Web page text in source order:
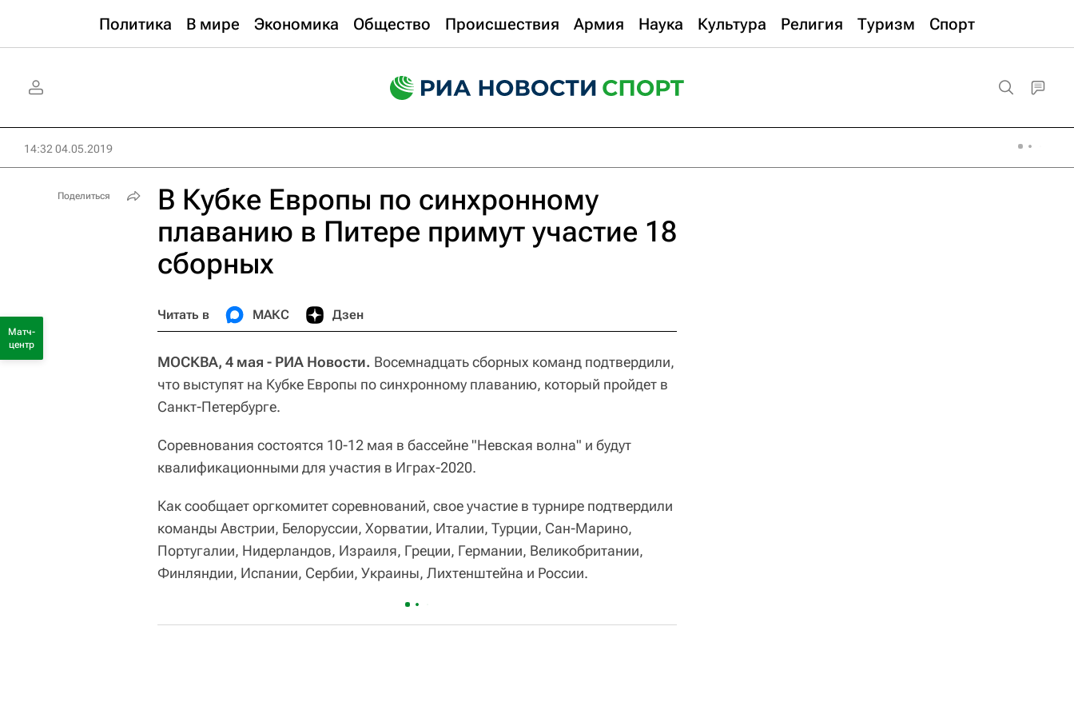
Политика В мире Экономика Общество Происшествия Армия Наука Культура Религия Туризм Спорт
14:32 04.05.2019
В Кубке Европы по синхронному
плаванию в Питере примут участие 18
сборных
Читать в МАКС Дзен
МОСКВА, 4 мая - РИА Новости. Восемнадцать сборных команд подтвердили,
что выступят на Кубке Европы по синхронному плаванию, который пройдет в
Санкт-Петербурге.
Соревнования состоятся 10-12 мая в бассейне "Невская волна" и будут
квалификационными для участия в Играх-2020.
Как сообщает оргкомитет соревнований, свое участие в турнире подтвердили
команды Австрии, Белоруссии, Хорватии, Италии, Турции, Сан-Марино,
Португалии, Нидерландов, Израиля, Греции, Германии, Великобритании,
Финляндии, Испании, Сербии, Украины, Лихтенштейна и России.
Поделиться
Матч-
центр